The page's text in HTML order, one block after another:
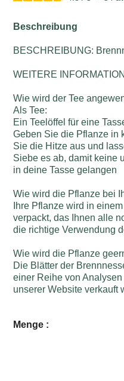
Beschreibung
BESCHREIBUNG:
WEITERE
Wie wird der Tee
Als Tee:
Ein Teelöffel für eine
Geben Sie die Pflanze in
Sie die Hitze aus und
Siebe es ab, damit keine
in deine Tasse gelangen
Wie wird die Pflanze bei
Ihre Pflanze wird in
verpackt, das Ihnen alle
die richtige Verwendung
Wie wird die Pflanze
Die Blätter der
einer Reihe von
unserer Website verkauft
Menge :